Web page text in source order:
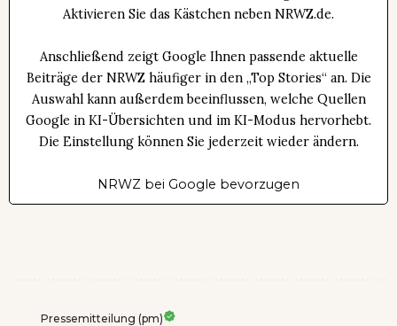
Aktivieren Sie das Kästchen neben NRWZ.de.
Anschließend zeigt Google Ihnen passende aktuelle
Beiträge der NRWZ häufiger in den „Top Stories“ an. Die
Auswahl kann außerdem beeinflussen, welche Quellen
Google in KI-Übersichten und im KI-Modus hervorhebt.
Die Einstellung können Sie jederzeit wieder ändern.
NRWZ bei Google bevorzugen
Pressemitteilung (pm)